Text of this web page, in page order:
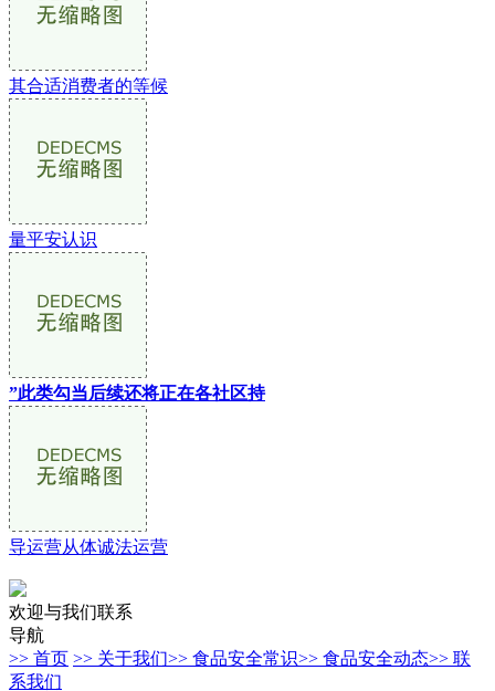
其合适消费者的等候
量平安认识
”此类勾当后续还将正在各社区持
导运营从体诚法运营
欢迎与我们联系
导航
>> 首页 >> 关于我们>> 食品安全常识>> 食品安全动态>> 联
系我们